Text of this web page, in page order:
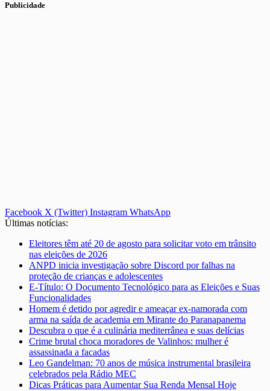
Publicidade
Facebook X (Twitter) Instagram WhatsApp
Últimas notícias:
Eleitores têm até 20 de agosto para solicitar voto em trânsito
nas eleições de 2026
ANPD inicia investigação sobre Discord por falhas na
proteção de crianças e adolescentes
E-Título: O Documento Tecnológico para as Eleições e Suas
Funcionalidades
Homem é detido por agredir e ameaçar ex-namorada com
arma na saída de academia em Mirante do Paranapanema
Descubra o que é a culinária mediterrânea e suas delícias
Crime brutal choca moradores de Valinhos: mulher é
assassinada a facadas
Leo Gandelman: 70 anos de música instrumental brasileira
celebrados pela Rádio MEC
Dicas Práticas para Aumentar Sua Renda Mensal Hoje